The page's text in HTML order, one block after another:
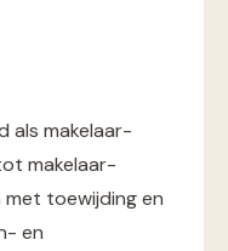
als makelaar-
makelaar-
met toewijding en
en